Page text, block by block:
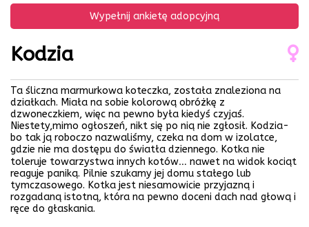
Wypełnij ankietę adopcyjną
Kodzia
Ta śliczna marmurkowa koteczka, została znaleziona na
działkach. Miała na sobie kolorową obróżkę z
dzwoneczkiem, więc na pewno była kiedyś czyjaś.
Niestety,mimo ogłoszeń, nikt się po nią nie zgłosił. Kodzia-
bo tak ją roboczo nazwaliśmy, czeka na dom w izolatce,
gdzie nie ma dostępu do światła dziennego. Kotka nie
toleruje towarzystwa innych kotów… nawet na widok kociąt
reaguje paniką. Pilnie szukamy jej domu stałego lub
tymczasowego. Kotka jest niesamowicie przyjazną i
rozgadaną istotną, która na pewno doceni dach nad głową i
ręce do głaskania.